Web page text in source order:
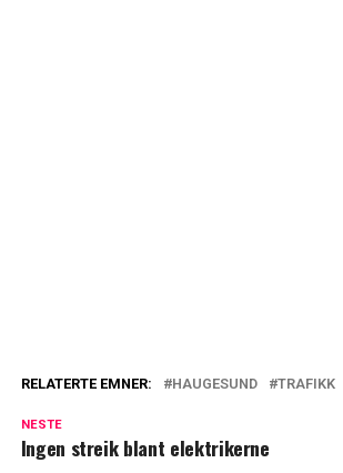
RELATERTE EMNER: HAUGESUND TRAFIKK
NESTE
Ingen streik blant elektrikerne